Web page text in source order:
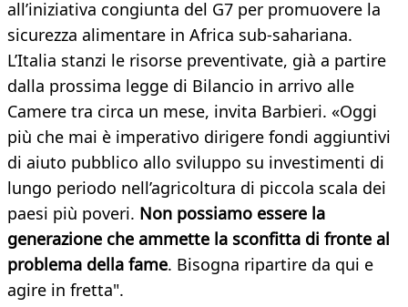
all’iniziativa congiunta del G7 per promuovere la
sicurezza alimentare in Africa sub-sahariana.
L’Italia stanzi le risorse preventivate, già a partire
dalla prossima legge di Bilancio in arrivo alle
Camere tra circa un mese, invita Barbieri. «Oggi
più che mai è imperativo dirigere fondi aggiuntivi
di aiuto pubblico allo sviluppo su investimenti di
lungo periodo nell’agricoltura di piccola scala dei
paesi più poveri. Non possiamo essere la
generazione che ammette la sconfitta di fronte al
problema della fame. Bisogna ripartire da qui e
agire in fretta".